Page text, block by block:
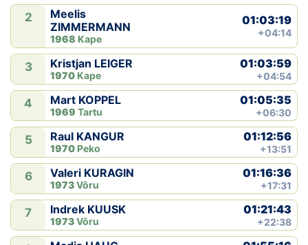
2
Meelis
ZIMMERMANN
1968 Kape
01:03:19
+04:14
3 Kristjan LEIGER
1970 Kape
01:03:59
+04:54
4 Mart KOPPEL
1969 Tartu
01:05:35
+06:30
5 Raul KANGUR
1970 Peko
01:12:56
+13:51
6 Valeri KURAGIN
1973Võru
01:16:36
+17:31
7 Indrek KUUSK
1973Võru
01:21:43
+22:38